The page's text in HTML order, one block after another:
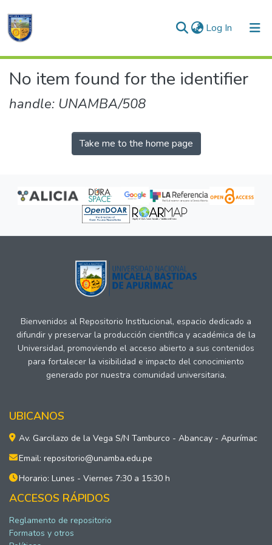
Log In (current)
Communities & Collections
No item found for the identifier
handle: UNAMBA/508
Take me to the home page
Bienvenidos al Repositorio Institucional, espacio dedicado a
difundir y preservar la producción científica y académica de la
Universidad, promoviendo el acceso abierto a sus contenidos
para fortalecer la visibilidad e impacto del conocimiento
generado por nuestra comunidad universitaria.
UBICANOS
Av. Garcilazo de la Vega S/N Tamburco - Abancay - Apurímac
Email: repositorio@unamba.edu.pe
Horario: Lunes - Viernes 7:30 a 15:30 h
ACCESOS RÁPIDOS
Reglamento de repositorio
Formatos y otros